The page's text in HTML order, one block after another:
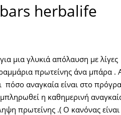
herbalife
μια γλυκιά απόλαυση με λίγες
πρωτείνης άνα μπάρα .
πόσο αναγκαία είναι στο
η καθημερινή
πρωτείνης .( Ο κανόνας είναι